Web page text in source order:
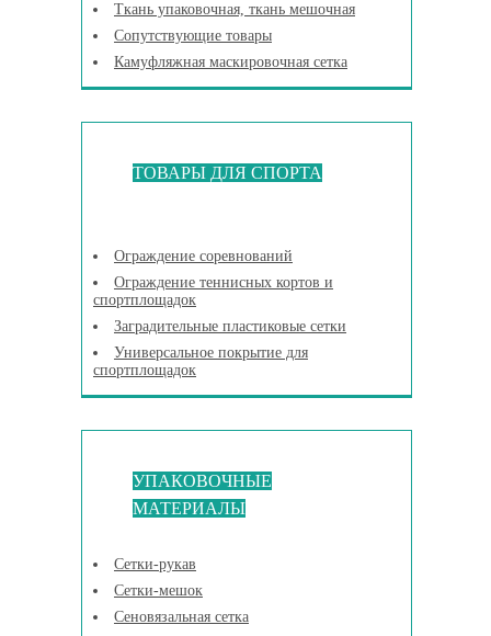
Ткань упаковочная, ткань мешочная
Сопутствующие товары
Камуфляжная маскировочная сетка
ТОВАРЫ ДЛЯ СПОРТА
Ограждение соревнований
Ограждение теннисных кортов и
спортплощадок
Заградительные пластиковые сетки
Универсальное покрытие для
спортплощадок
УПАКОВОЧНЫЕ
МАТЕРИАЛЫ
Сетки-рукав
Сетки-мешок
Сеновязальная сетка